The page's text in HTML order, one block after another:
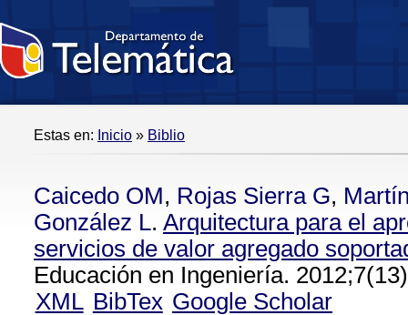
Estas en: Inicio » Biblio
Caicedo OM, Rojas Sierra G,
González L. Arquitectura para el
servicios de valor agregado
Educación en Ingeniería.
XML BibTex Google Scholar